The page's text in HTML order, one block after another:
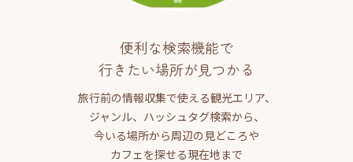
便利な検索機能で
行きたい場所が見つかる
旅行前の情報収集で使える観光エリア、
ジャンル、ハッシュタグ検索から、
今いる場所から周辺の見どころや
カフェを探せる現在地まで